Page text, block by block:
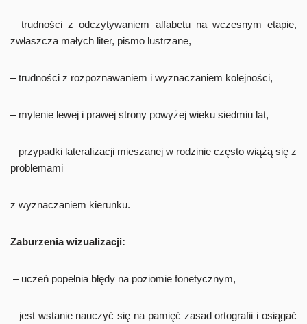
– trudności z odczytywaniem alfabetu na wczesnym etapie,
zwłaszcza małych liter, pismo lustrzane,
– trudności z rozpoznawaniem i wyznaczaniem kolejności,
– mylenie lewej i prawej strony powyżej wieku siedmiu lat,
– przypadki lateralizacji mieszanej w rodzinie często wiążą się z
problemami
z wyznaczaniem kierunku.
Zaburzenia wizualizacji:
– uczeń popełnia błędy na poziomie fonetycznym,
– jest wstanie nauczyć się na pamięć zasad ortografii i osiągać